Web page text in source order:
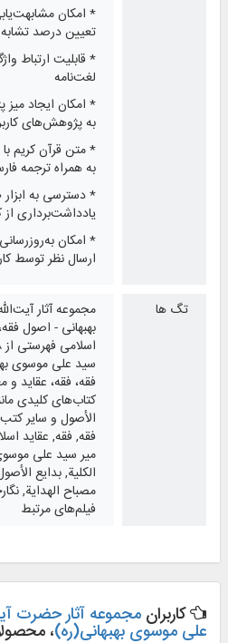
* امکان
تعیین درصد تشابه
* قابلیت ارتباط
لغت‌نامه
* امکان ایجاد
به پژوهش‌های
* متن قرآن کریم
به همراه ترجمه
* دسترسی به
یادداشت‌برداری از
* امکان
ارسال نظر توسط
تگ ها
مجموعه آثار
بهبهانی - اصول
سید علی موسوی
فقه، فقه، عقاید و
کتاب‌های کلیدی
الأصول و سایر
فقه, فقه, عقاید
میر سید علی موسوی
الکلیة, بدایع
مصباح الهدایة,
فیلم‌های مرتبط
کاربران مجموعه آثار حضرت
علی موسوی بهبهانی(ره)،